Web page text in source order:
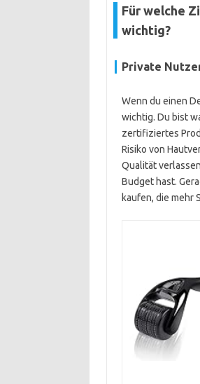
Für welche
wichtig?
Private
Wenn du einen
wichtig. Du bist
zertifiziertes
Risiko von
Qualität
Budget hast.
kaufen, die mehr